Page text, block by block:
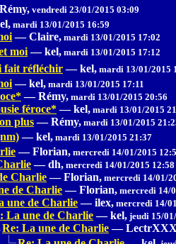
Rémy, vendredi 23/01/2015 03:09
mardi 13/01/2015 16:59
— Claire, mardi 13/01/2015 17:02
moi — kel, mardi 13/01/2015 17:12
fait réfléchir — kel, mardi 13/01/2015
— kel, mardi 13/01/2015 17:11
— Rémy, mardi 13/01/2015 20:56
féroce* — kel, mardi 13/01/2015
plus — Rémy, mardi 13/01/2015
— kel, mardi 13/01/2015 21:37
— Florian, mercredi 14/01/2015
— dh, mercredi 14/01/2015 12:58
Charlie — Florian, mercredi 14/01/
de Charlie — Florian, mercredi 14/
une de Charlie — ilex, mercredi 14/
La une de Charlie — kel, jeudi 15/
Re: La une de Charlie —